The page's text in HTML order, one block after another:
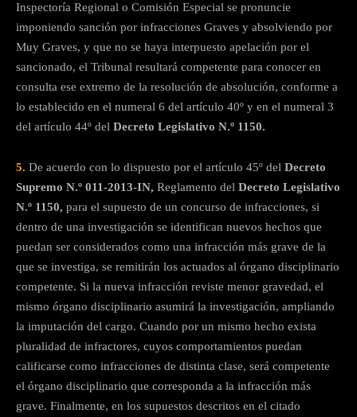
Inspectoría Regional o Comisión Especial se pronuncie
imponiendo sanción por infracciones Graves y absolviendo por
Muy Graves, y que no se haya interpuesto apelación por el
sancionado, el Tribunal resultará competente para conocer en
consulta ese extremo de la resolución de absolución, conforme a
lo establecido en el numeral 6 del artículo 40º y en el numeral 3
del artículo 44º del Decreto Legislativo N.º 1150.
5. De acuerdo con lo dispuesto por el artículo 45º del Decreto
Supremo N.º 011-2013-IN, Reglamento del Decreto Legislativo
N.º 1150, para el supuesto de un concurso de infracciones, si
dentro de una investigación se identifican nuevos hechos que
puedan ser considerados como una infracción más grave de la
que se investiga, se remitirán los actuados al órgano disciplinario
competente. Si la nueva infracción reviste menor gravedad, el
mismo órgano disciplinario asumirá la investigación, ampliando
la imputación del cargo. Cuando por un mismo hecho exista
pluralidad de infractores, cuyos comportamientos puedan
calificarse como infracciones de distinta clase, será competente
el órgano disciplinario que corresponda a la infracción más
grave. Finalmente, en los supuestos descritos en el citado